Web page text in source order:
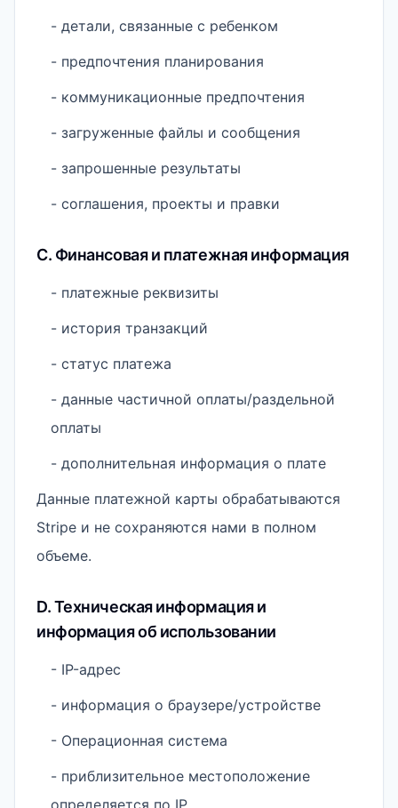
- детали, связанные с ребенком
- предпочтения планирования
- коммуникационные предпочтения
- загруженные файлы и сообщения
- запрошенные результаты
- соглашения, проекты и правки
C. Финансовая и платежная информация
- платежные реквизиты
- история транзакций
- статус платежа
- данные частичной оплаты/раздельной
оплаты
- дополнительная информация о плате
Данные платежной карты обрабатываются
Stripe и не сохраняются нами в полном
объеме.
D. Техническая информация и
информация об использовании
- IP-адрес
- информация о браузере/устройстве
- Операционная система
- приблизительное местоположение
определяется по IP